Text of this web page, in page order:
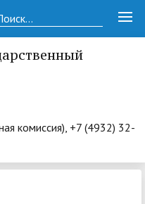
комиссия), +7 (4932) 32-